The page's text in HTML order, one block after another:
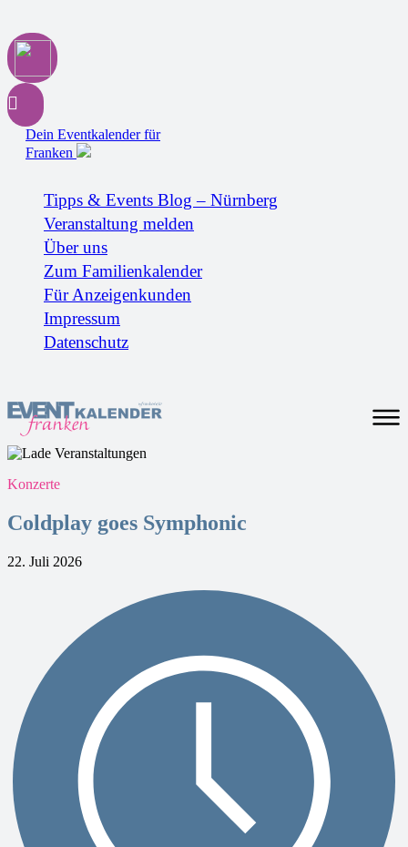
Dein Eventkalender für
Franken
Tipps & Events Blog – Nürnberg
Veranstaltung melden
Über uns
Zum Familienkalender
Für Anzeigenkunden
Impressum
Datenschutz
Konzerte
Coldplay goes Symphonic
22. Juli 2026